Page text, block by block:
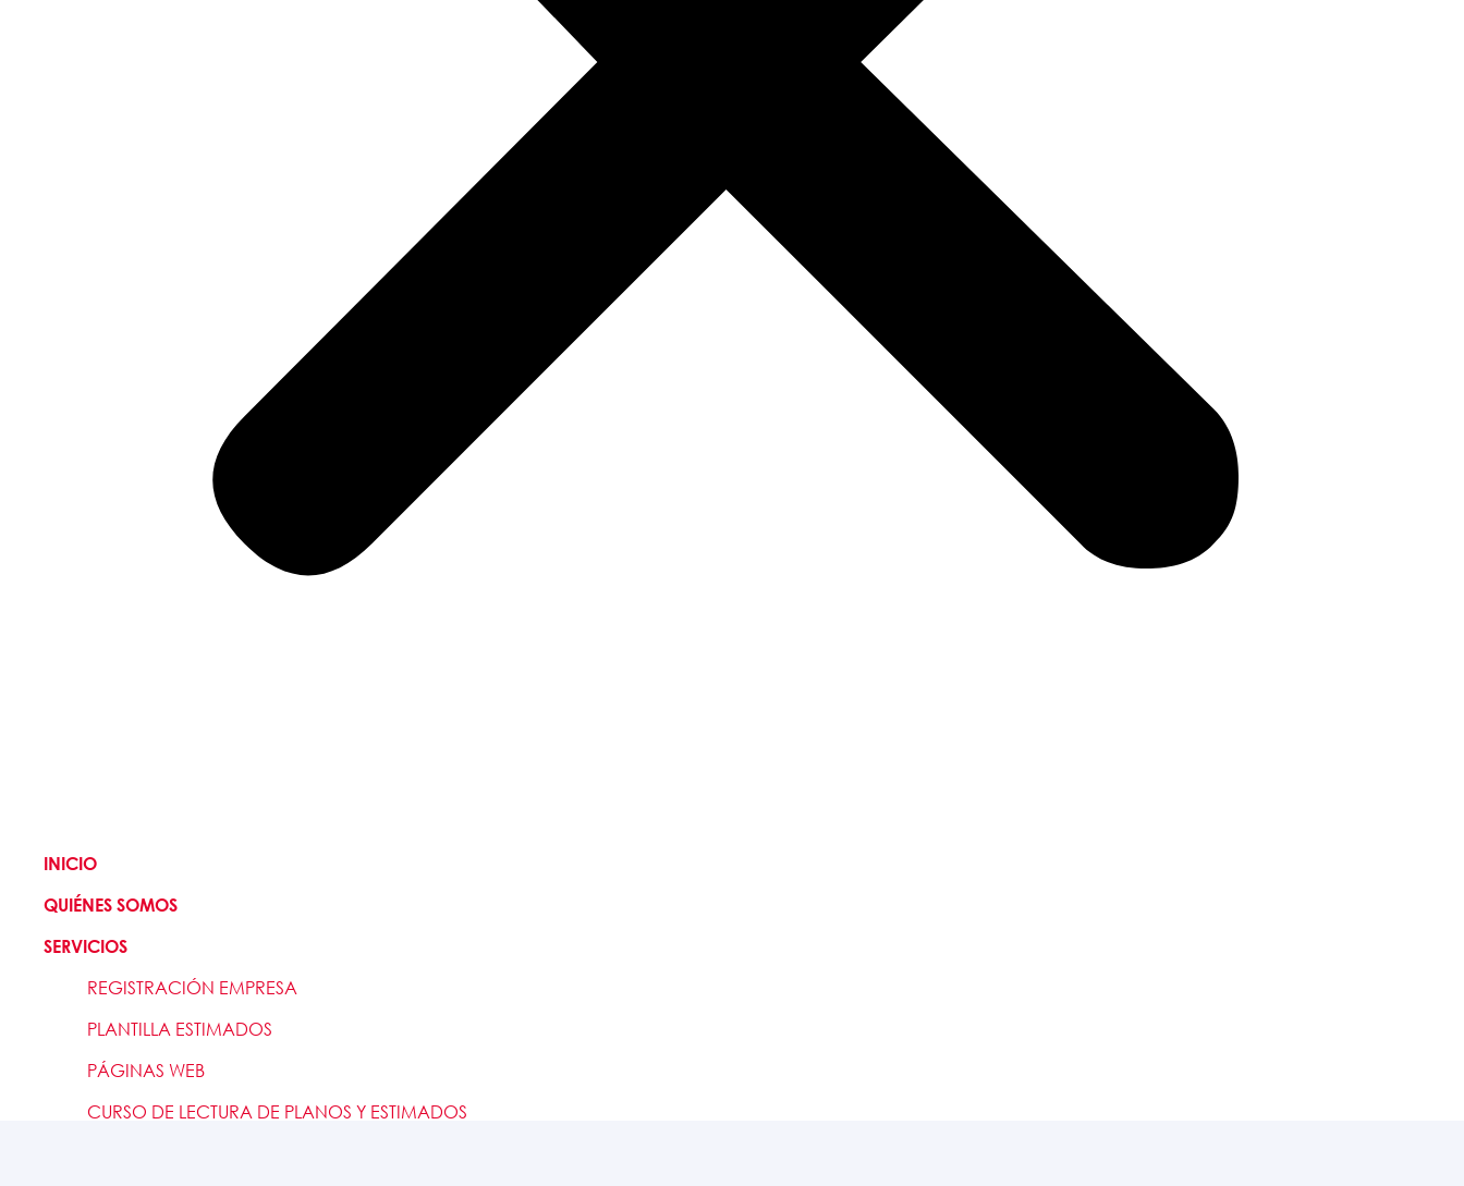
INICIO
QUIÉNES SOMOS
SERVICIOS
REGISTRACIÓN EMPRESA
PLANTILLA ESTIMADOS
PÁGINAS WEB
CURSO DE LECTURA DE PLANOS Y ESTIMADOS